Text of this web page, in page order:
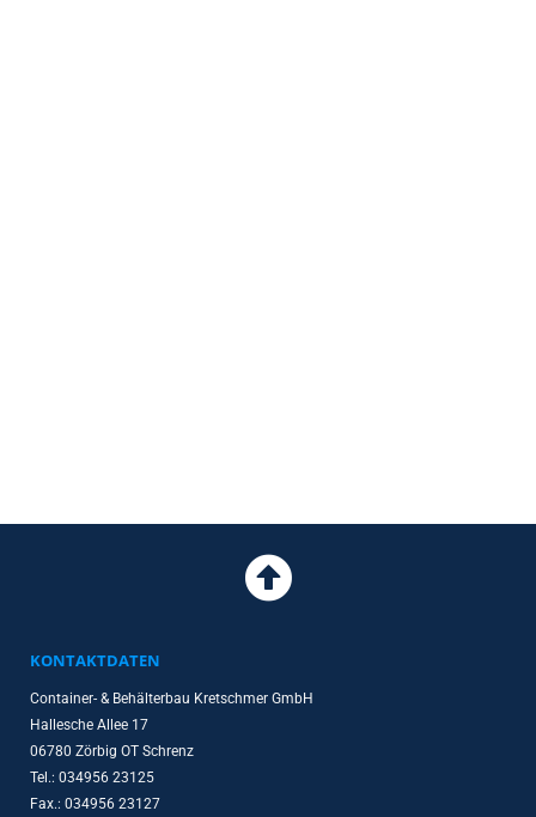
KONTAKTDATEN
Container- & Behälterbau Kretschmer GmbH
Hallesche Allee 17
06780 Zörbig OT Schrenz
Tel.: 034956 23125
Fax.: 034956 23127